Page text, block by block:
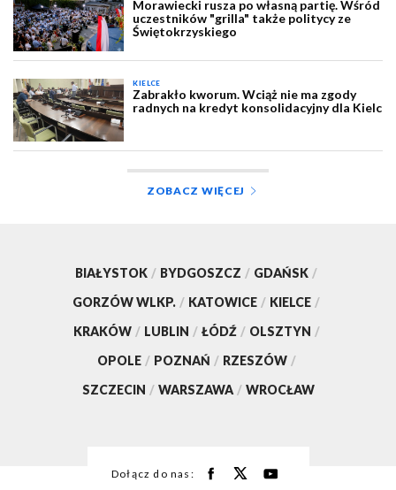
Morawiecki rusza po własną partię. Wśród
uczestników "grilla" także politycy ze
Świętokrzyskiego
KIELCE
Zabrakło kworum. Wciąż nie ma zgody
radnych na kredyt konsolidacyjny dla Kielc
ZOBACZ WIĘCEJ
BIAŁYSTOK / BYDGOSZCZ / GDAŃSK /
GORZÓW WLKP. / KATOWICE / KIELCE /
KRAKÓW / LUBLIN / ŁÓDŹ / OLSZTYN /
OPOLE / POZNAŃ / RZESZÓW /
SZCZECIN / WARSZAWA / WROCŁAW
Dołącz do nas: